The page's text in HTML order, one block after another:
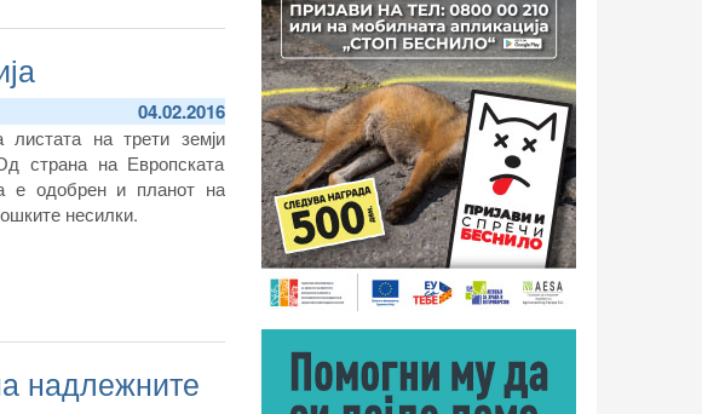
04.02.2016
листата на трети земји
страна на Европската
е одобрен и планот на
несилки.
надлежните